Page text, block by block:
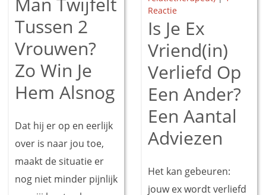
Tussen 2
Vrouwen?
Zo Win Je
Hem Alsnog
Dat hij er op en eerlijk
over is naar jou toe,
maakt de situatie er
nog niet minder pijnlijk
Reactie
Is Je Ex
Vriend(in)
Verliefd Op
Een Ander?
Een Aantal
Adviezen
Het kan gebeuren:
jouw ex wordt verliefd